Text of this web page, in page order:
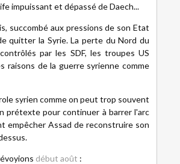
impuissant et dépassé de Daech...
succombé aux pressions de son Etat
quitter la Syrie. La perte du Nord du
par les SDF, les troupes US
raisons de la guerre syrienne comme
syrien comme on peut trop souvent
prétexte pour continuer à barrer l'arc
empêcher Assad de reconstruire son
début août :